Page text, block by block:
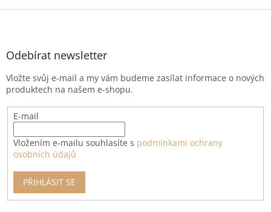
Z
Odebírat newsletter
Vložte svůj e-mail a my vám budeme zasílat informace o nových
produktech na našem e-shopu.
E-mail
Vložením e-mailu souhlasíte s podmínkami ochrany
osobních údajů
PŘIHLÁSIT SE